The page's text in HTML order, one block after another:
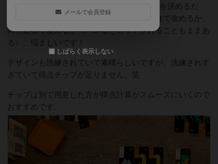
これを3ラウンド繰り返して合計得点で勝者を決めるだ
け！シンプル！だけど肉食で攻めるか、草食で攻めるか、
同じ動物で攻めるか（バレるとカットされることもままあ
る）、悩ましいです！
デザインも洗練されていて素晴らしいですが、洗練されす
ぎていて得点チップが足りません。笑
チップは別で用意した方が得点計算がスムーズにいくので
おすすめです。
メールで会員登録
しばらく表示しない